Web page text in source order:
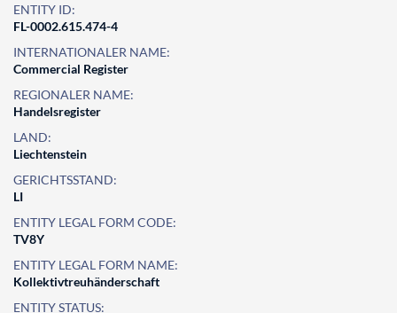
ENTITY ID:
FL-0002.615.474-4
INTERNATIONALER NAME:
Commercial Register
REGIONALER NAME:
Handelsregister
LAND:
Liechtenstein
GERICHTSSTAND:
LI
ENTITY LEGAL FORM CODE:
TV8Y
ENTITY LEGAL FORM NAME:
Kollektivtreuhänderschaft
ENTITY STATUS: